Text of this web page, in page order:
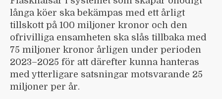
långa köer ska bekämpas med ett årligt
tillskott på 100 miljoner kronor och den
ofrivilliga ensamheten ska slås tillbaka med
75 miljoner kronor årligen under perioden
2023–2025 för att därefter kunna hanteras
med ytterligare satsningar motsvarande 25
miljoner per år.